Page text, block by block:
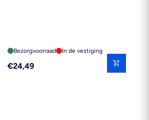
Bezorgvoorraad In de vestiging
Reguliere
€24,49